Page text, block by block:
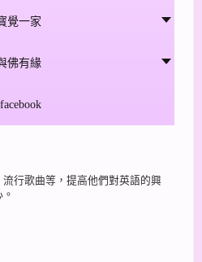
覺一家
佛有緣
facebook
行歌曲等，提高他們對英語的興